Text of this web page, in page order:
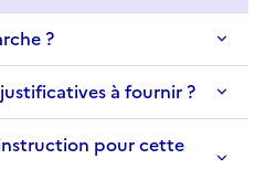
?
à fournir ?
pour cette